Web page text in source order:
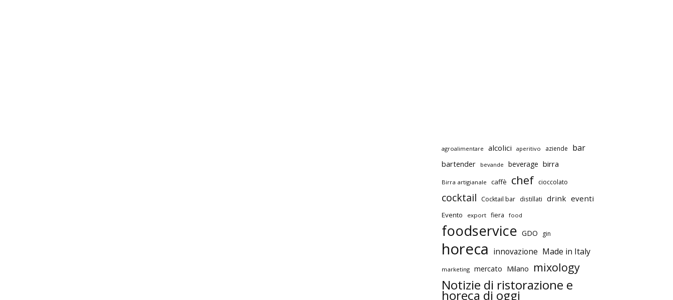
agroalimentare alcolici aperitivo aziende bar
bartender bevande beverage birra
Birra artigianale caffè chef cioccolato
cocktail Cocktail bar distillati drink eventi
Evento export fiera food
foodservice GDO gin
horeca innovazione Made in Italy
marketing mercato Milano mixology
Notizie di ristorazione e
horeca di oggi